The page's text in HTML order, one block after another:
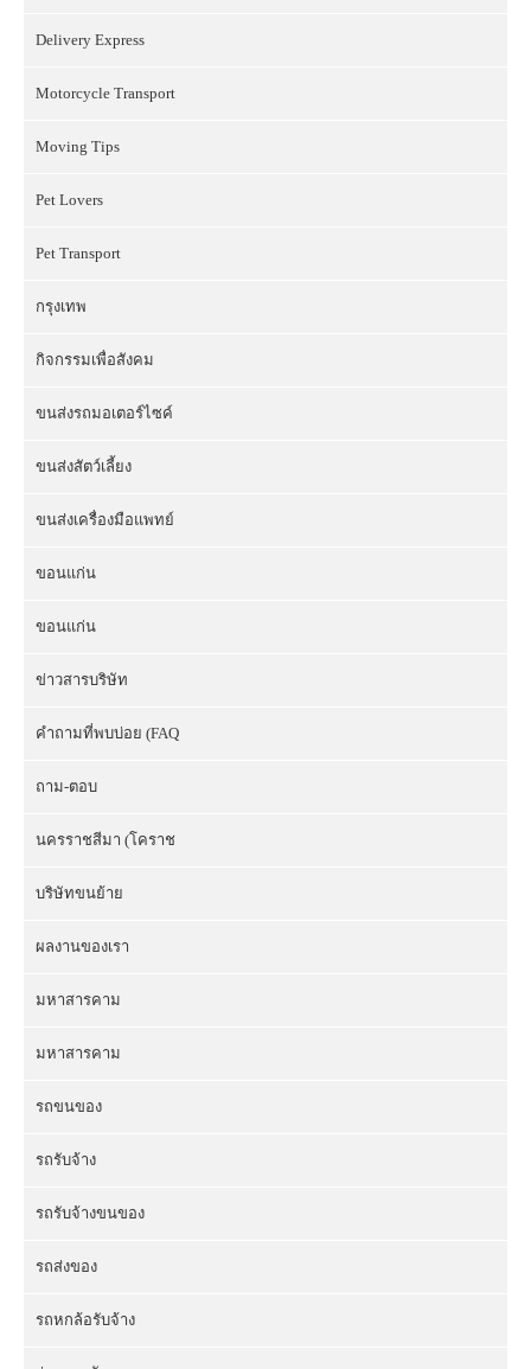
Delivery Express
Motorcycle Transport
Moving Tips
Pet Lovers
Pet Transport
กรุงเทพ
กิจกรรมเพื่อสังคม
ขนส่งรถมอเตอร์ไซค์
ขนส่งสัตว์เลี้ยง
ขนส่งเครื่องมือแพทย์
ขอนแก่น
ขอนแก่น
ข่าวสารบริษัท
คำถามที่พบบ่อย (FAQ
ถาม-ตอบ
นครราชสีมา (โคราช
บริษัทขนย้าย
ผลงานของเรา
มหาสารคาม
มหาสารคาม
รถขนของ
รถรับจ้าง
รถรับจ้างขนของ
รถส่งของ
รถหกล้อรับจ้าง